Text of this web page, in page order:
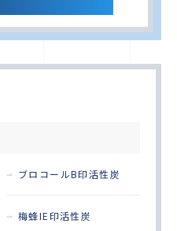
ブロコールB印活性炭
梅蜂IE印活性炭